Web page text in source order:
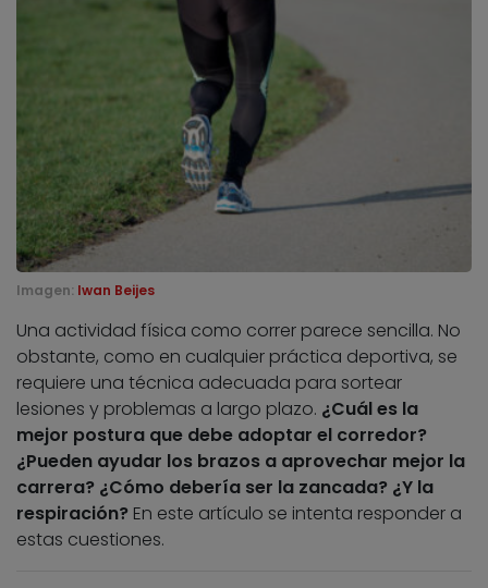
Imagen: Iwan Beijes
Una actividad física como correr parece sencilla. No
obstante, como en cualquier práctica deportiva, se
requiere una técnica adecuada para sortear
lesiones y problemas a largo plazo. ¿Cuál es la
mejor postura que debe adoptar el corredor?
¿Pueden ayudar los brazos a aprovechar mejor la
carrera? ¿Cómo debería ser la zancada? ¿Y la
respiración? En este artículo se intenta responder a
estas cuestiones.